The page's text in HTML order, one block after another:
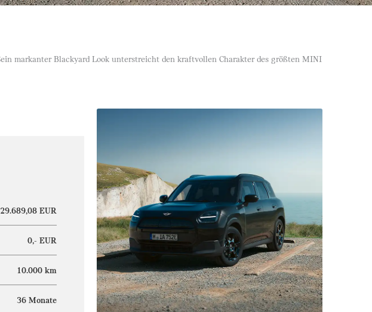
markanter Blackyard Look unterstreicht den kraftvollen Charakter des größten MINI
29.689,08 EUR
0,- EUR
10.000 km
36 Monate